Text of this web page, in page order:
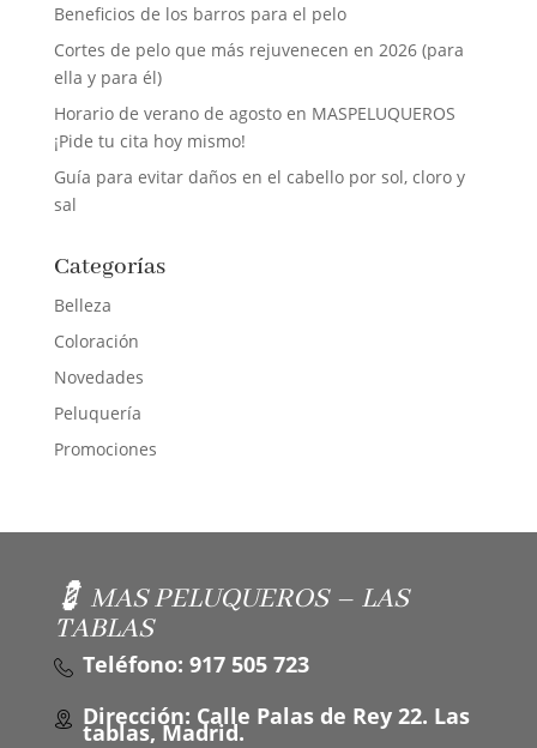
Beneficios de los barros para el pelo
Cortes de pelo que más rejuvenecen en 2026 (para
ella y para él)
Horario de verano de agosto en MASPELUQUEROS
¡Pide tu cita hoy mismo!
Guía para evitar daños en el cabello por sol, cloro y
sal
Categorías
Belleza
Coloración
Novedades
Peluquería
Promociones
💈 MAS PELUQUEROS – LAS
TABLAS
Teléfono: 917 505 723
Dirección: Calle Palas de Rey 22. Las
tablas, Madrid.